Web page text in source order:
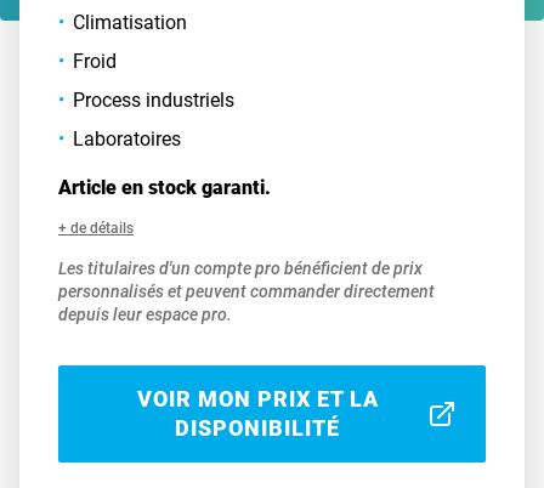
Climatisation
Froid
Process industriels
Laboratoires
Article en stock garanti.
+ de détails
Les titulaires d'un compte pro bénéficient de prix
personnalisés et peuvent commander directement
depuis leur espace pro.
VOIR MON PRIX ET LA
DISPONIBILITÉ